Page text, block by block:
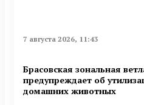
7 августа 2026, 11:43
Брасовская зональная
предупреждает об
домашних животных